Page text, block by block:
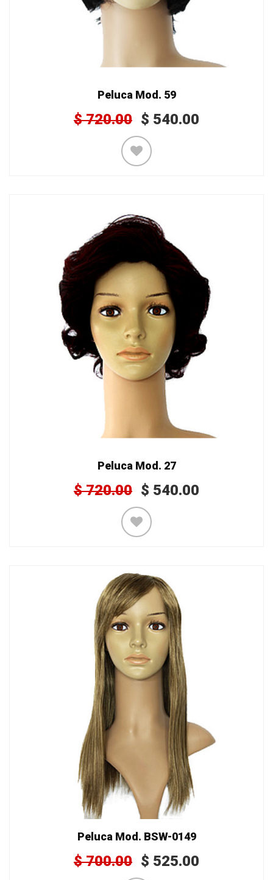
Peluca Mod. 59
$720.00 $ 540.00
Peluca Mod. 27
$720.00 $ 540.00
Peluca Mod. BSW-0149
$700.00 $ 525.00